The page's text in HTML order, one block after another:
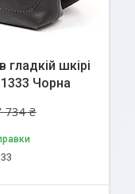
днів
шкірі
Чорна
734 ₴